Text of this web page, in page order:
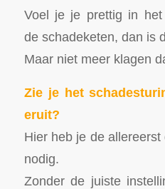
Voel je je prettig in het
de schadeketen, dan is
Maar niet meer klagen
Zie je het
eruit?
Hier heb je de
nodig.
Zonder de juiste